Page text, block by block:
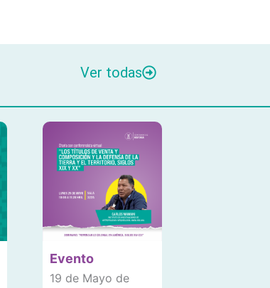
Ver todas
Evento
19 de Mayo de